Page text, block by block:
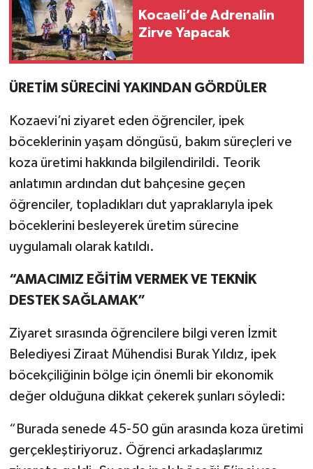
Kocaeli’de Adrenalin
Zirve Yapacak
ÜRETİM SÜRECİNİ YAKINDAN GÖRDÜLER
Kozaevi’ni ziyaret eden öğrenciler, ipek
böceklerinin yaşam döngüsü, bakım süreçleri ve
koza üretimi hakkında bilgilendirildi. Teorik
anlatımın ardından dut bahçesine geçen
öğrenciler, topladıkları dut yapraklarıyla ipek
böceklerini besleyerek üretim sürecine
uygulamalı olarak katıldı.
“AMACIMIZ EĞİTİM VERMEK VE TEKNİK
DESTEK SAĞLAMAK”
Ziyaret sırasında öğrencilere bilgi veren İzmit
Belediyesi Ziraat Mühendisi Burak Yıldız, ipek
böcekçiliğinin bölge için önemli bir ekonomik
değer olduğuna dikkat çekerek şunları söyledi:
“Burada senede 45-50 gün arasında koza üretimi
gerçekleştiriyoruz. Öğrenci arkadaşlarımız